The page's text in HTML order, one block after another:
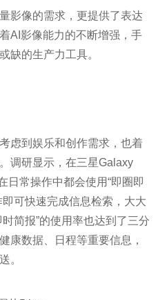
影像的需求，更提供了表达
AI影像能力的不断增强，手
缺的生产力工具。
虑到娱乐和创作需求，也着
调研显示，在三星Galaxy
日常操作中都会使用“即圈即
可快速完成信息检索，大大
简报”的使用率也达到了三分
康数据、日程等重要信息，
。